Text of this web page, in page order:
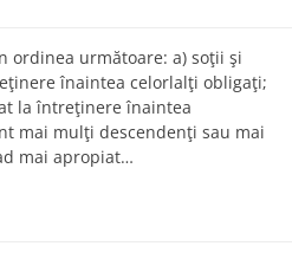
ordinea următoare: a) soţii şi
înaintea celorlalţi obligaţi;
la întreţinere înaintea
mai mulţi descendenţi sau mai
mai apropiat…